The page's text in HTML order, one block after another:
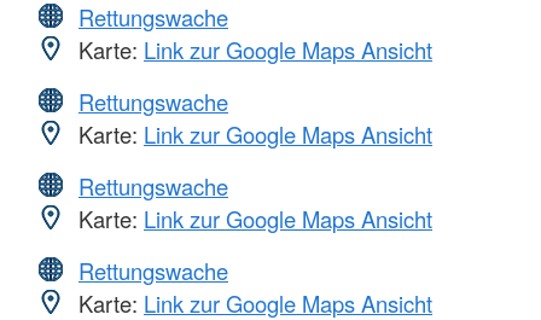
Rettungswache
Karte: Link zur Google Maps Ansicht
Rettungswache
Karte: Link zur Google Maps Ansicht
Rettungswache
Karte: Link zur Google Maps Ansicht
Rettungswache
Karte: Link zur Google Maps Ansicht